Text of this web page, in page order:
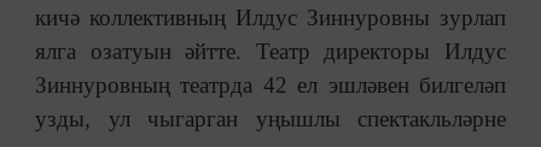
кичә коллективның Илдус Зиннуровны зурлап
ялга озатуын әйтте. Театр директоры Илдус
Зиннуровның театрда 42 ел эшләвен билгеләп
узды, ул чыгарган уңышлы спектакльләрне